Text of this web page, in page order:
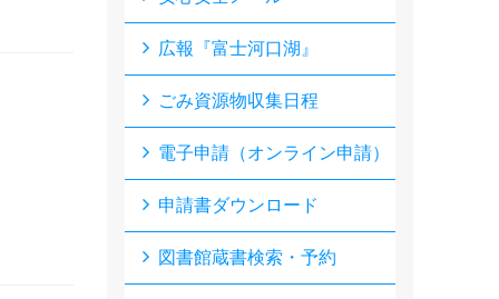
広報『富士河口湖』
ごみ資源物収集日程
電子申請（オンライン申請）
申請書ダウンロード
図書館蔵書検索・予約